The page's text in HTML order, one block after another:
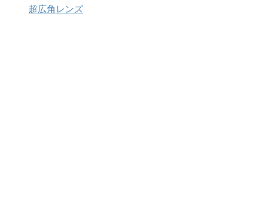
超広角レンズ